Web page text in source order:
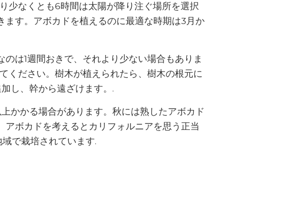
少なくとも6時間は太陽が降り注ぐ場所を選択
す。アボカドを植えるのに最適な時期は3月か
は1週間おきで、それより少ない場合もありま
ください。樹木が植えられたら、樹木の根元に
し、幹から遠ざけます。.
かかる場合があります。秋には熟したアボカド
ボカドを考えるとカリフォルニアを思う正当
で栽培されています.